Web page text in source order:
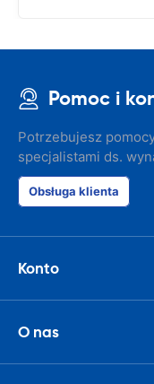
Pomoc i
Potrzebujesz
specjalistami ds.
Obsługa klienta
Konto
O nas